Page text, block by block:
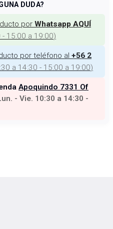
DUDA?
por Whatsapp AQUÍ
- 15:00 a 19:00)
por teléfono al +56 2
a 14:30 - 15:00 a 19:00)
Apoquindo 7331 Of
- Vie. 10:30 a 14:30 -